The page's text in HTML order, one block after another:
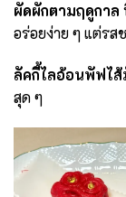
ผัดผักตามฤดูกาล
อร่อยง่าย ๆ แต่รส
ลัคกี้ไลอ้อนพัฟไ
สุด ๆ